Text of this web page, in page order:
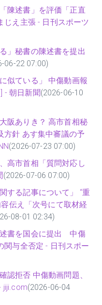
陳述書」を評価「正直
じえ主張 - 日刊スポーツ
」秘書の陳述書を提出
06-22 07:00)
似ている」 中傷動画報
- 朝日新聞(2026-06-10
阪ありき？ 高市首相秘
方針 あす集中審議の予
(2026-07-23 07:00)
高市首相「質問対応し
(2026-07-06 07:00)
する記事について」 “重
伝え「次号にて取材経
08-01 02:34)
書を国会に提出 中傷
関与全否定 - 日刊スポー
認拒否 中傷動画問題、
jiji.com(2026-06-04